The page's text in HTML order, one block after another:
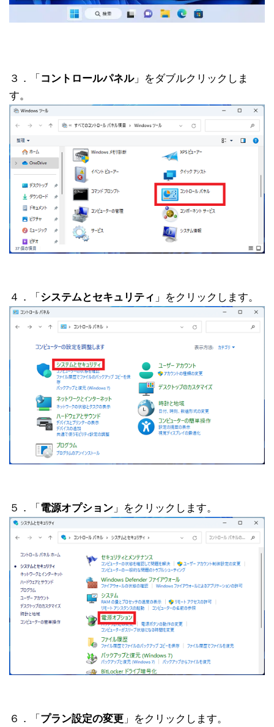
３．「 コントロールパネル」をダブルクリックしま
す。
４．「 システムとセキュリティ 」をクリックします。
５．「 電源オプション 」をクリックします。
６．「 プラン設定の変更 」をクリックします。